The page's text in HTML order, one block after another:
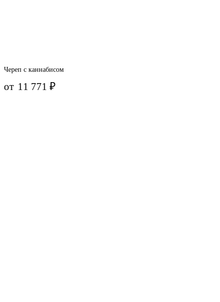
Череп с каннабисом
от 11 771₽